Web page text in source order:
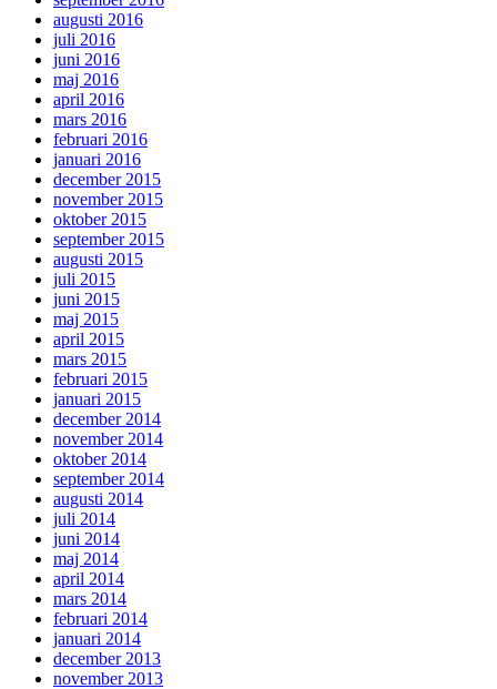
augusti 2016
juli 2016
juni 2016
maj 2016
april 2016
mars 2016
februari 2016
januari 2016
december 2015
november 2015
oktober 2015
september 2015
augusti 2015
juli 2015
juni 2015
maj 2015
april 2015
mars 2015
februari 2015
januari 2015
december 2014
november 2014
oktober 2014
september 2014
augusti 2014
juli 2014
juni 2014
maj 2014
april 2014
mars 2014
februari 2014
januari 2014
december 2013
november 2013